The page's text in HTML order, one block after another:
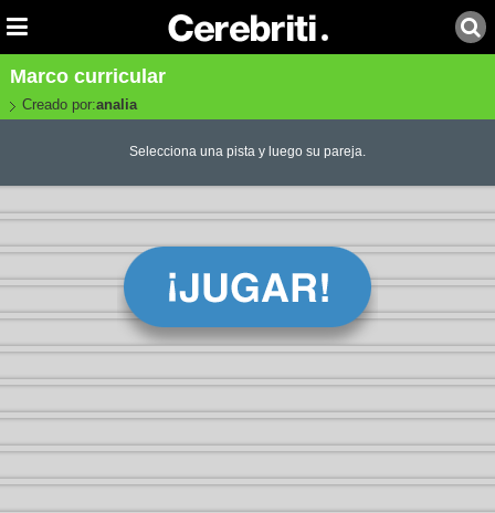
Marco curricular
Creado por:analia
Selecciona una pista y luego su pareja.